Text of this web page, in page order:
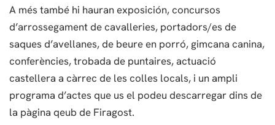
A més també hi hauran exposición, concursos
d’arrossegament de cavalleries, portadors/es de
saques d’avellanes, de beure en porró, gimcana canina,
conferències, trobada de puntaires, actuació
castellera a càrrec de les colles locals, i un ampli
programa d’actes que us el podeu descarregar dins de
la pàgina qeub de Firagost.